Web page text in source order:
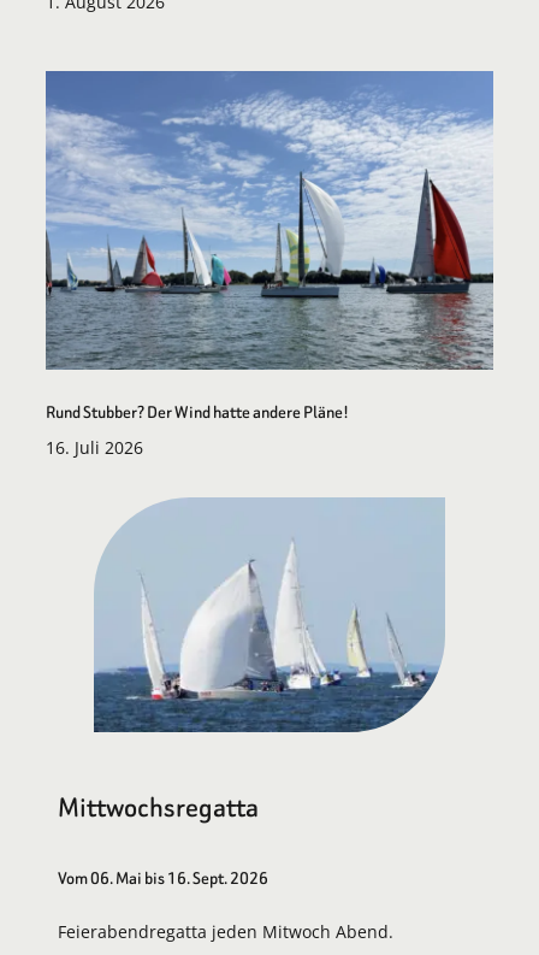
Rund Stubber? Der Wind hatte andere Pläne!
16. Juli 2026
Mittwochsregatta
Vom 06. Mai bis 16. Sept. 2026
Feierabendregatta jeden Mitwoch Abend.